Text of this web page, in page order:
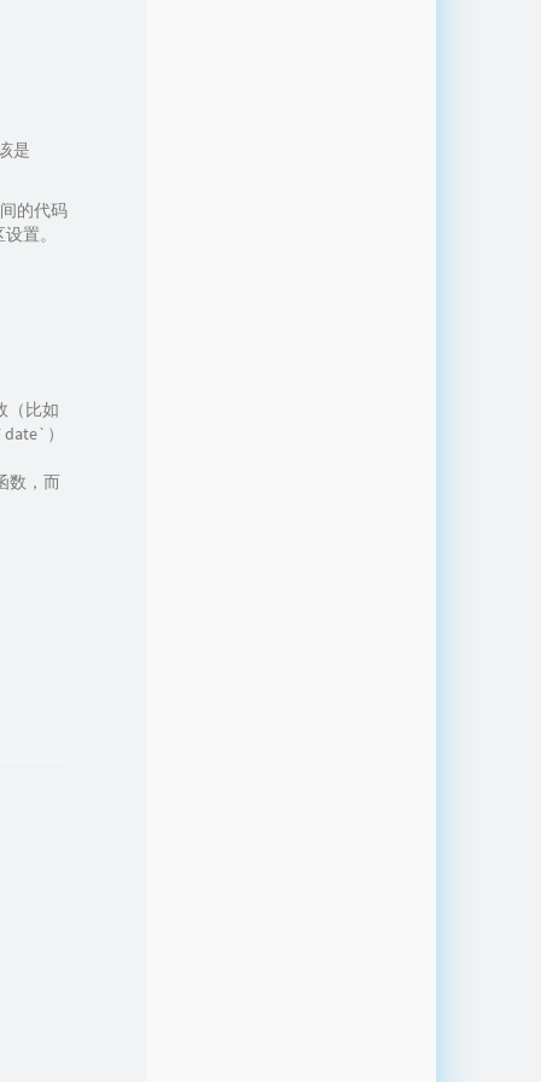
是
的代码
置。
（比如
）
数，而